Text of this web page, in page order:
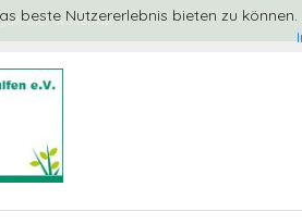
wulfen.de
beste Nutzererlebnis bieten zu